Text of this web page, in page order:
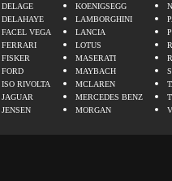
DELAGE
DELAHAYE
FACEL VEGA
FERRARI
FISKER
FORD
ISO RIVOLTA
JAGUAR
JENSEN
KOENIGSEGG
LAMBORGHINI
LANCIA
LOTUS
MASERATI
MAYBACH
MCLAREN
MERCEDES BENZ
MORGAN